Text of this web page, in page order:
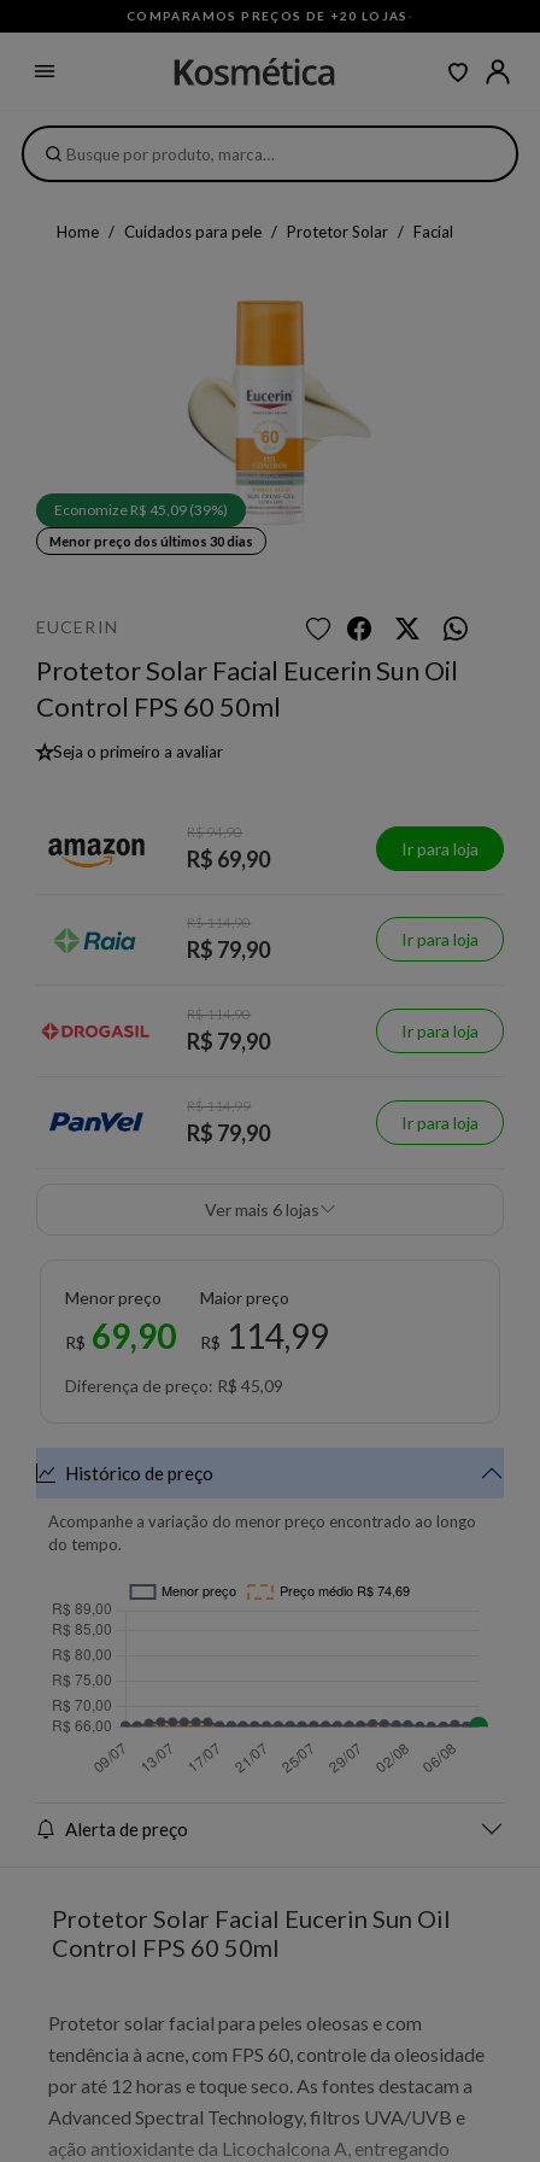
COMPARAMOS PREÇOS DE +20 LOJAS ·
Home Cuidados para pele Protetor Solar Facial
Economize R$ 45,09 (39%)
Menor preço dos últimos 30 dias
EUCERIN
Protetor Solar Facial Eucerin Sun Oil
Control FPS 60 50ml
★Seja o primeiro a avaliar
R$ 94,90
R$ 69,90 Ir para loja
R$ 114,90
R$ 79,90 Ir para loja
R$ 114,90
R$ 79,90 Ir para loja
R$ 114,99
R$ 79,90 Ir para loja
Ver mais 6 lojas
Menor preço
R$ 69,90
Maior preço
R$ 114,99
Diferença de preço: R$ 45,09
Histórico de preço
Acompanhe a variação do menor preço encontrado ao longo
do tempo.
Alerta de preço
Protetor Solar Facial Eucerin Sun Oil
Control FPS 60 50ml
Protetor solar facial para peles oleosas e com
tendência à acne, com FPS 60, controle da oleosidade
por até 12 horas e toque seco. As fontes destacam a
Advanced Spectral Technology, filtros UVA/UVB e
ação antioxidante da Licochalcona A, entregando